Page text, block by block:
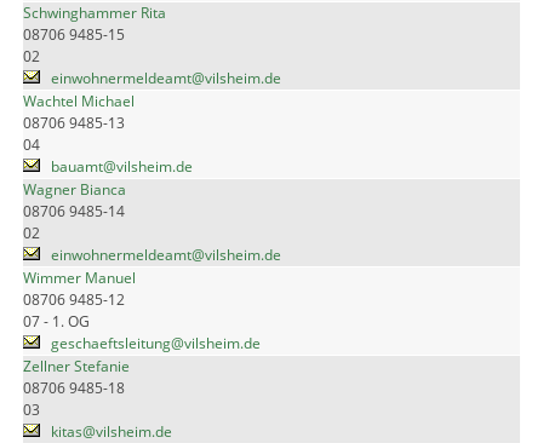
Schwinghammer Rita
08706 9485-15
02
einwohnermeldeamt@vilsheim.de
Wachtel Michael
08706 9485-13
04
bauamt@vilsheim.de
Wagner Bianca
08706 9485-14
02
einwohnermeldeamt@vilsheim.de
Wimmer Manuel
08706 9485-12
07 - 1. OG
geschaeftsleitung@vilsheim.de
Zellner Stefanie
08706 9485-18
03
kitas@vilsheim.de